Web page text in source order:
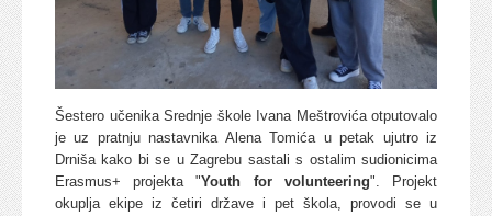
Šestero učenika Srednje škole Ivana Meštrovića otputovalo
je uz pratnju nastavnika Alena Tomića u petak ujutro iz
Drniša kako bi se u Zagrebu sastali s ostalim sudionicima
Erasmus+ projekta "Youth for volunteering". Projekt
okuplja ekipe iz četiri države i pet škola, provodi se u